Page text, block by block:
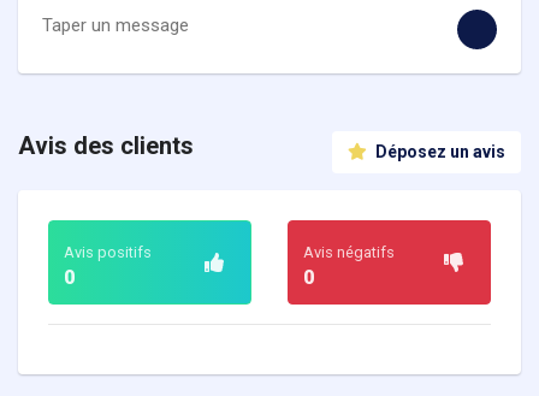
Déposez un avis
Avis des clients
Avis positifs
0
Avis négatifs
0